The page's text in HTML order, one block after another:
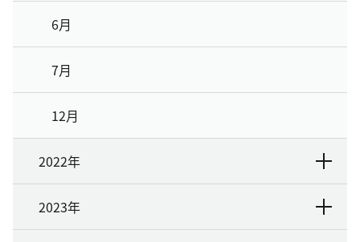
6月
7月
12月
2022年
2023年